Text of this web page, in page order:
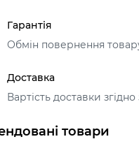
Гарантія
Обмін повернення
Доставка
Вартість доставки
товари